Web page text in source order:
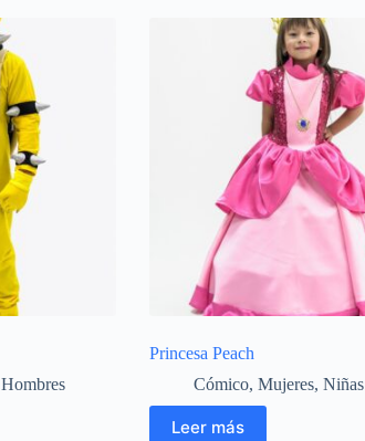
Hombres
Princesa Peach
Cómico, Mujeres, Niñas
Leer más